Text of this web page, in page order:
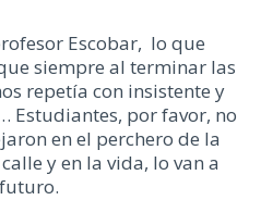
Escobar, lo que
siempre al terminar las
repetía con insistente y
Estudiantes, por favor, no
en el perchero de la
y en la vida, lo van a